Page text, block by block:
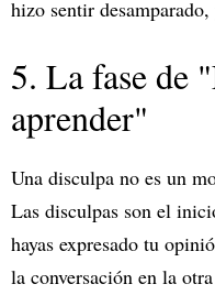
hizo sentir
5. La fase de
aprender"
Una disculpa no es un
Las disculpas son el
hayas expresado tu
la conversación en la